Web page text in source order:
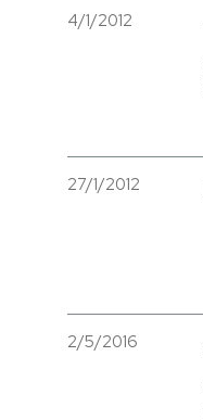
4/1/2012
27/1/2012
2/5/2016